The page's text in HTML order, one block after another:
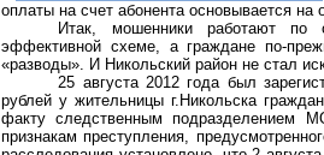
оплаты на счет абонента основывается
Итак, мошенники работают по
эффективной схеме, а граждане по-
«разводы». И Никольский район не стал
25 августа 2012 года был
рублей у жительницы г.Никольска
факту следственным подразделением
признакам преступления,